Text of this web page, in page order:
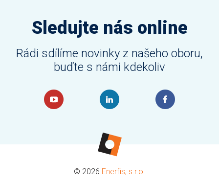
Sledujte nás online
Rádi sdílíme novinky z našeho oboru,
buďte s námi kdekoliv
© 2026 Enerfis, s.r.o.